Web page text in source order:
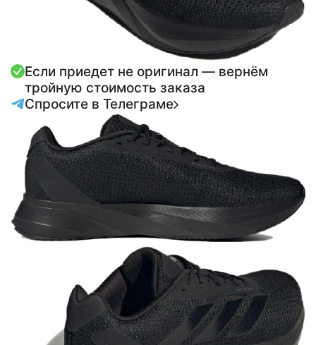
Если приедет не оригинал — вернём
тройную стоимость заказа
Спросите в Телеграме